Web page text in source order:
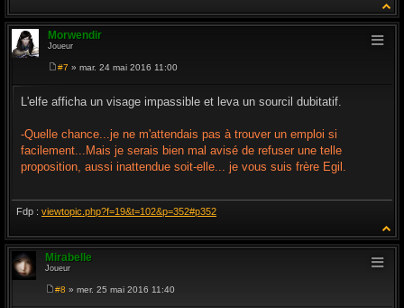
Morwendir
Joueur
s
s
e
#7 » mar. 24 mai 2016 11:00
L'elfe afficha un visage impassible et leva un sourcil dubitatif.
-Quelle chance...je ne m'attendais pas à trouver un emploi si
facilement...Mais je serais bien mal avisé de refuser une telle
proposition, aussi inattendue soit-elle... je vous suis frère Egil.
Fdp : viewtopic.php?f=19&t=102&p=352#p352
Mirabelle
Joueur
#8 » mer. 25 mai 2016 11:40